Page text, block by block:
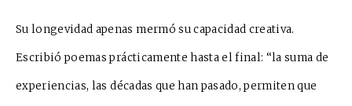
Su longevidad apenas mermó su capacidad creativa.
Escribió poemas prácticamente hasta el final: “la suma de
experiencias, las décadas que han pasado, permiten que